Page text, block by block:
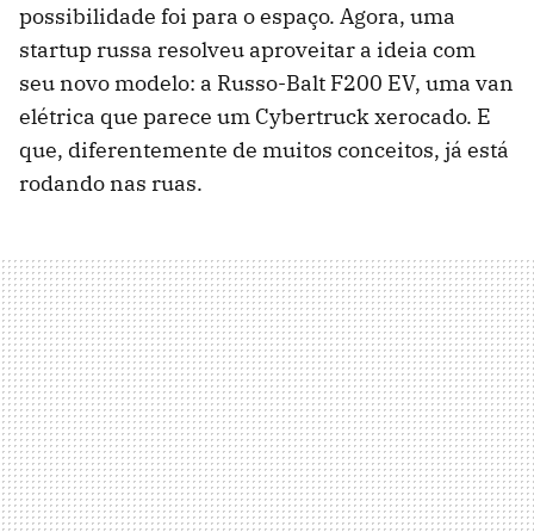
possibilidade foi para o espaço. Agora, uma
startup russa resolveu aproveitar a ideia com
seu novo modelo: a Russo-Balt F200 EV, uma van
elétrica que parece um Cybertruck xerocado. E
que, diferentemente de muitos conceitos, já está
rodando nas ruas.